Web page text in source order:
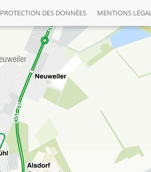
PROTECTION DES DONNÉES MENTIONS